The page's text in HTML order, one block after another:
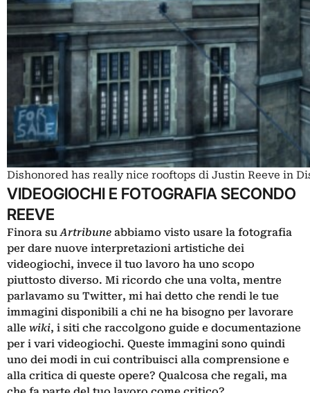
Dishonored has really nice rooftops di Justin Reeve in
VIDEOGIOCHI E FOTOGRAFIA SECONDO
REEVE
Finora suArtribune abbiamo visto usare la fotografia
per dare nuove interpretazioni artistiche dei
videogiochi, invece il tuo lavoro ha uno scopo
piuttosto diverso. Mi ricordo che una volta, mentre
parlavamo su Twitter, mi hai detto che rendi le tue
immagini disponibili a chi ne ha bisogno per lavorare
alle wiki, i siti che raccolgono guide e documentazione
per i vari videogiochi. Queste immagini sono quindi
uno dei modi in cui contribuisci alla comprensione e
alla critica di queste opere? Qualcosa che regali, ma